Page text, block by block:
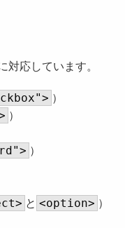
対応しています。
）
）
）
と <option> ）